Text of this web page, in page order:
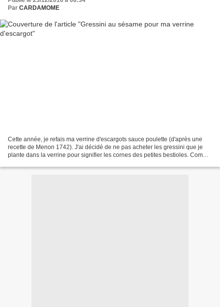
Par CARDAMOME
Cette année, je refais ma verrine d'escargots sauce poulette (d'après une
recette de Menon 1742). J'ai décidé de ne pas acheter les gressini que je
plante dans la verrine pour signifier les cornes des petites bestioles. Comme